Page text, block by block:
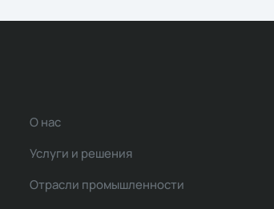
О нас
Услуги и решения
Отрасли промышленности